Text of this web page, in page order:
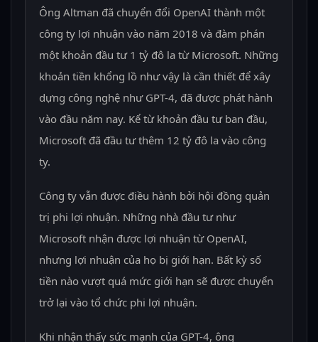
Ông Altman đã chuyển đổi OpenAI thành một
công ty lợi nhuận vào năm 2018 và đàm phán
một khoản đầu tư 1 tỷ đô la từ Microsoft. Những
khoản tiền khổng lồ như vậy là cần thiết để xây
dựng công nghệ như GPT-4, đã được phát hành
vào đầu năm nay. Kể từ khoản đầu tư ban đầu,
Microsoft đã đầu tư thêm 12 tỷ đô la vào công
ty.
Công ty vẫn được điều hành bởi hội đồng quản
trị phi lợi nhuận. Những nhà đầu tư như
Microsoft nhận được lợi nhuận từ OpenAI,
nhưng lợi nhuận của họ bị giới hạn. Bất kỳ số
tiền nào vượt quá mức giới hạn sẽ được chuyển
trở lại vào tổ chức phi lợi nhuận.
Khi nhận thấy sức mạnh của GPT-4, ông